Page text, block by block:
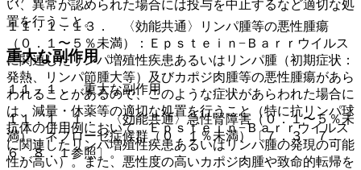
１１．１．１３． 〈効能共通〉リンパ腫等の悪性腫瘍
（０．１〜５％未満）：Ｅｐｓｔｅｉｎ−Ｂａｒｒウイルス
に関連したリンパ増殖性疾患あるいはリンパ腫（初期症状：
発熱、リンパ節腫大等）及びカポジ肉腫等の悪性腫瘍があら
われることがあるので、このような症状があらわれた場合に
は、減量・休薬等の適切な処置を行うこと（特に抗リンパ球
抗体の併用例において、Ｅｐｓｔｅｉｎ−Ｂａｒｒウイルス
に関連したリンパ増殖性疾患あるいはリンパ腫の発現の可能
性が高い）。また、悪性度の高いカポジ肉腫や致命的転帰を
い、異常が認められた場合には投与を中止するなど適切な処
置を行うこと。
重大な副作用
１１．１． 重大な副作用
１１．１．１． 〈効能共通〉急性腎障害（０．１〜５％未
満）、ネフローゼ症候群（０．１％未満）〔７．３、７．
６、８．１参照〕。